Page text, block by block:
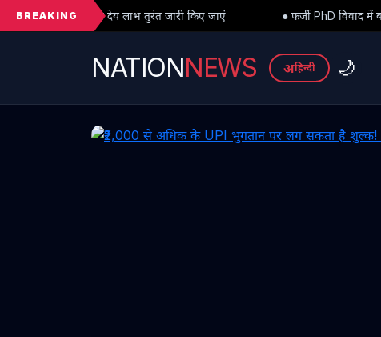
BREAKING
जारी किए जाएं ● फर्जी PhD विवाद में बड़ा मोड़: हाईकोर्ट से अंतरिम
NATIONNEWS अहिन्दी 🌙